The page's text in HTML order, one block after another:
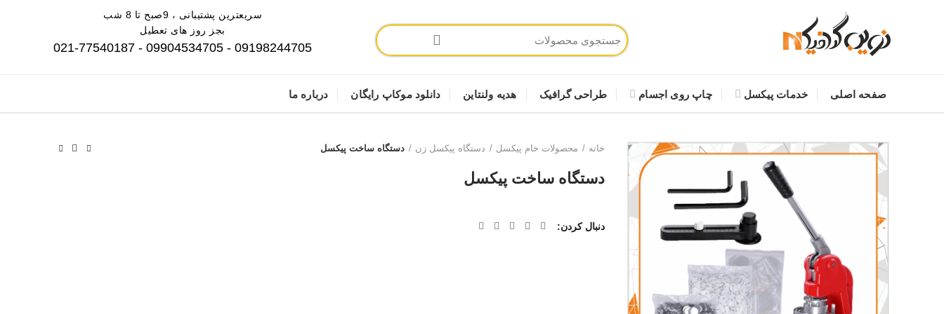
سریعترین پشتیبانی ، 9صبح تا 8 شب
بجز روز های تعطیل
09198244705 - 09904534705 - 021-77540187
صفحه اصلی خدمات پیکسل چاپ روی اجسام طراحی گرافیک هدیه ولنتاین دانلود موکاپ رایگان درباره ما
خانه محصولات خام پیکسل دستگاه پیکسل زن دستگاه ساخت پیکسل
دستگاه ساخت پیکسل
دنبال کردن